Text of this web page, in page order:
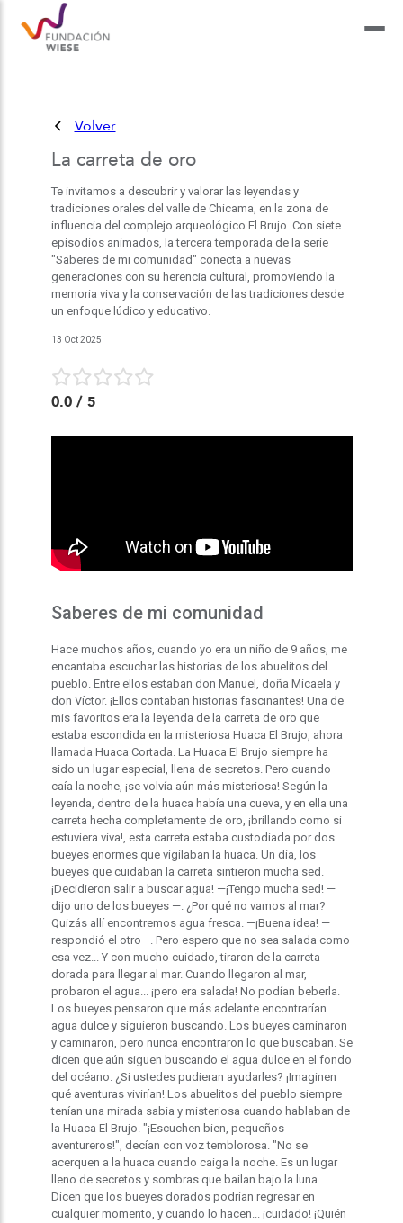
Volver
La carreta de oro
Te invitamos a descubrir y valorar las leyendas y
tradiciones orales del valle de Chicama, en la zona de
influencia del complejo arqueológico El Brujo. Con siete
episodios animados, la tercera temporada de la serie
"Saberes de mi comunidad" conecta a nuevas
generaciones con su herencia cultural, promoviendo la
memoria viva y la conservación de las tradiciones desde
un enfoque lúdico y educativo.
13 Oct 2025
0.0/ 5
Saberes de mi comunidad
Hace muchos años, cuando yo era un niño de 9 años, me
encantaba escuchar las historias de los abuelitos del
pueblo. Entre ellos estaban don Manuel, doña Micaela y
don Víctor. ¡Ellos contaban historias fascinantes! Una de
mis favoritos era la leyenda de la carreta de oro que
estaba escondida en la misteriosa Huaca El Brujo, ahora
llamada Huaca Cortada. La Huaca El Brujo siempre ha
sido un lugar especial, llena de secretos. Pero cuando
caía la noche, ¡se volvía aún más misteriosa! Según la
leyenda, dentro de la huaca había una cueva, y en ella una
carreta hecha completamente de oro, ¡brillando como si
estuviera viva!, esta carreta estaba custodiada por dos
bueyes enormes que vigilaban la huaca. Un día, los
bueyes que cuidaban la carreta sintieron mucha sed.
¡Decidieron salir a buscar agua! —¡Tengo mucha sed! —
dijo uno de los bueyes —. ¿Por qué no vamos al mar?
Quizás allí encontremos agua fresca. —¡Buena idea! —
respondió el otro—. Pero espero que no sea salada como
esa vez... Y con mucho cuidado, tiraron de la carreta
dorada para llegar al mar. Cuando llegaron al mar,
probaron el agua... ¡pero era salada! No podían beberla.
Los bueyes pensaron que más adelante encontrarían
agua dulce y siguieron buscando. Los bueyes caminaron
y caminaron, pero nunca encontraron lo que buscaban. Se
dicen que aún siguen buscando el agua dulce en el fondo
del océano. ¿Si ustedes pudieran ayudarles? ¡Imaginen
qué aventuras vivirían! Los abuelitos del pueblo siempre
tenían una mirada sabia y misteriosa cuando hablaban de
la Huaca El Brujo. "¡Escuchen bien, pequeños
aventureros!", decían con voz temblorosa. "No se
acerquen a la huaca cuando caiga la noche. Es un lugar
lleno de secretos y sombras que bailan bajo la luna…
Dicen que los bueyes dorados podrían regresar en
cualquier momento, y cuando lo hacen... ¡cuidado! ¡Quién